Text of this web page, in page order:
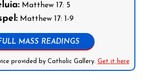
Matthew 17: 5
Matthew 17: 1-9
MASS READINGS
provided by Catholic Gallery. Get it here